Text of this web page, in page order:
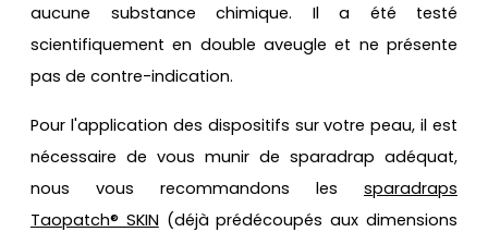
aucune substance chimique. Il a été testé
scientifiquement en double aveugle et ne présente
pas de contre-indication.
Pour l'application des dispositifs sur votre peau, il est
nécessaire de vous munir de sparadrap adéquat,
nous vous recommandons les sparadraps
Taopatch® SKIN (déjà prédécoupés aux dimensions